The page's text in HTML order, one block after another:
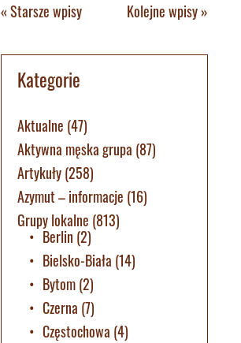
« Starsze wpisy Kolejne wpisy »
Kategorie
Aktualne (47)
Aktywna męska grupa (87)
Artykuły(258)
Azymut – informacje (16)
Grupy lokalne (813)
Berlin (2)
Bielsko-Biała (14)
Bytom(2)
Czerna (7)
Częstochowa (4)